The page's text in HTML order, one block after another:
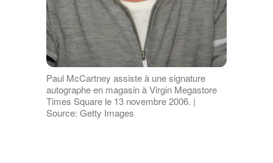
Paul McCartney assiste à une signature
autographe en magasin à Virgin Megastore
Times Square le 13 novembre 2006. |
Source: Getty Images